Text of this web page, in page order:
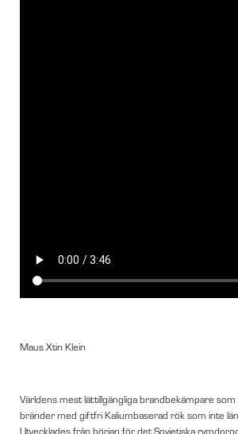
Maus Xtin Klein
Världens mest lättillgängliga brandbekämpare som
bränder med giftfri Kaliumbaserad rök som inte
Utvecklades från början för det Sovjetiska